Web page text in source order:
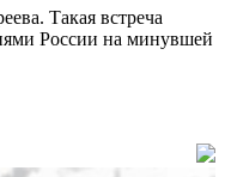
Такая встреча
России на минувшей